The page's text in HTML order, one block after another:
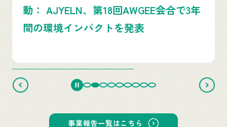
る：ベトナム－日本投資・貿易協力会
議2026
…
事業報告一覧はこちら